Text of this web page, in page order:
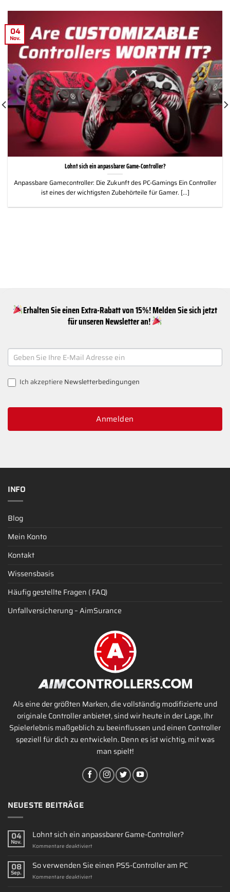
Lohnt sich ein anpassbarer Game-Controller?
Anpassbare Gamecontroller: Die Zukunft des PC-Gamings Ein Controller
ist eines der wichtigsten Zubehörteile für Gamer. [...]
04
Nov.
Erhalten Sie einen Extra-Rabatt von 15%! Melden Sie sich jetzt
für unseren Newsletter an!
NEWSLETTER
SIGNUP
Ich akzeptiereNewsletterbedingungen
Anmelden
INFO
Blog
Mein Konto
Kontakt
Wissensbasis
Häufig gestellte Fragen ( FAQ)
Unfallversicherung – AimSurance
Als eine der größten Marken, die vollständig modifizierte und
originale Controller anbietet, sind wir heute in der Lage, Ihr
Spielerlebnis maßgeblich zu beeinflussen und einen Controller
speziell für dich zu entwickeln. Denn es ist wichtig, mit was
man spielt!
NEUESTE BEITRÄGE
04
Nov.
Lohnt sich ein anpassbarer Game-Controller?
Kommentare deaktiviertfür
sich
ein
anpassbarer
08
Sep.
So verwenden Sie einen PS5-Controller am PC
Kommentare deaktiviertfür